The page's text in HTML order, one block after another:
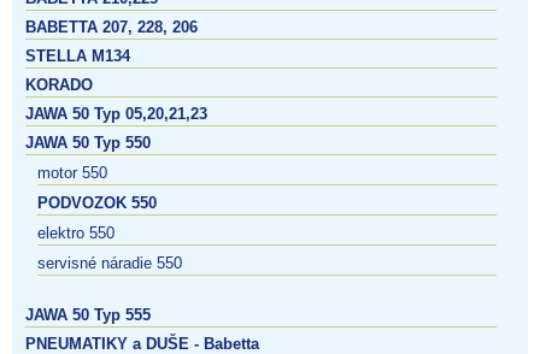
BABETTA 207, 228, 206
STELLA M134
KORADO
JAWA 50 Typ 05,20,21,23
JAWA 50 Typ 550
motor 550
PODVOZOK 550
elektro 550
servisné náradie 550
JAWA 50 Typ 555
PNEUMATIKY a DUŠE - Babetta